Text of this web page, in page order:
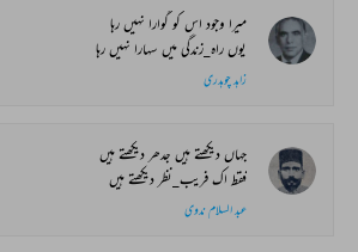
میرا وجود اس کو گوارا نہیں رہا
یوں راہ_زندگی میں سہارا نہیں رہا
زاہد چوہدری
جہاں دیکھتے ہیں جدھر دیکھتے ہیں
فقط اک فریب_نظر دیکھتے ہیں
عبد السلام ندوی